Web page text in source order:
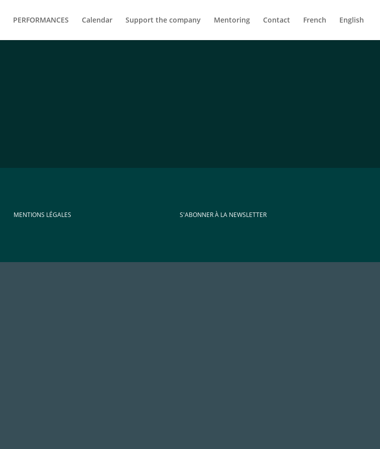
PERFORMANCES Calendar Support the company Mentoring Contact French English
MENTIONS LÉGALES S'ABONNER À LA NEWSLETTER